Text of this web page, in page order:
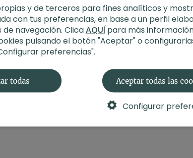
-Nivel: Intermedio-
-Intensidad: 3-4
Material : Esterilla y
-Enfoque : Conexión
-Propósito: Deseo y
Contenido
y de terceros para fines analíticos y
con tus preferencias, en base a un perfil
navegación. ClicaAQUÍpara más
pulsando el botón "Aceptar" o
preferencias".
todas Aceptar todas las
Configurar